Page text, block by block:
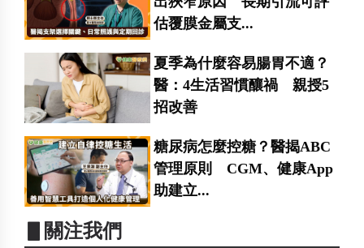
估覆膜金屬支...
夏季為什麼容易腸胃不適？
醫：4生活習慣釀禍 親授5
招改善
糖尿病怎麼控糖？醫揭ABC
管理原則 CGM、健康App
助建立...
▋關注我們